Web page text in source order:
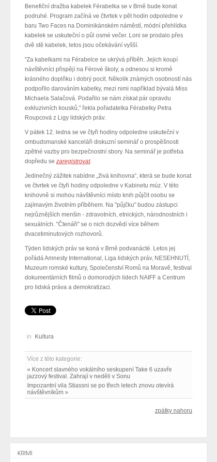
Benefiční dražba kabelek Férabelka se v Brně bude konat
podruhé. Program začíná ve čtvrtek v pět hodin odpoledne v
baru Two Faces na Dominikánském náměstí, módní přehlídka
kabelek se uskuteční o půl osmé večer. Loni se prodalo přes
dvě stě kabelek, letos jsou očekávání vyšší.
"Za kabelkami na Férabelce se ukrývá příběh. Jejich koupí
návštěvníci přispějí na Férové školy, a odnesou si kromě
krásného doplňku i dobrý pocit. Několik známých osobností nás
podpořilo darováním kabelky, mezi nimi například bývalá Miss
Michaela Salačová. Podařilo se nám získat pár opravdu
exkluzivních kousků," řekla pořadatelka Férabelky Petra
Roupcová z Ligy lidských práv.
V pátek 12. ledna se ve čtyři hodiny odpoledne uskuteční v
ombudsmanské kanceláři diskuzní seminář o prospěšnosti
zpětné vazby pro bezpečnostní sbory. Na seminář je potřeba
dopředu se zaregistrovat.
Jedinečný zážitek nabídne „živá knihovna“, která se bude konat
ve čtvrtek ve čtyři hodiny odpoledne v Kabinetu múz. V této
knihovně si mohou návštěvníci místo knih půjčit osobu se
zajímavým životním příběhem. Na "půjčku" budou zástupci
nejrůznějších menšin - zdravotních, etnických, národnostních i
sexuálních. "Čtenáři" se o nich dozvědí více během
dvacetiminutových rozhovorů.
Týden lidských práv se koná v Brně podvanácté. Letos jej
pořádá Amnesty International, Liga lidských práv, NESEHNUTÍ,
Muzeum romské kultury, Společenství Romů na Moravě, festival
dokumentárních filmů o domorodých lidech NAIFF a Centrum
pro lidská práva a demokratizaci.
in Kultura
Více z této kategorie:
« Koncert slavného vokálního seskupení Take 6 uzavře
jazzový festival. Zahrají v neděli v Sonu
Impozantní vila Stiassni se po třech letech znovu otevírá
návštěvníkům »
zpátky nahoru
KRIMI